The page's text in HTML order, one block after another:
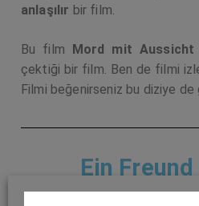
anlaşılır bir film.
Bu film Mord mit Aussicht
çektiği bir film. Ben de filmi
Filmi beğenirseniz bu diziye de
Ein